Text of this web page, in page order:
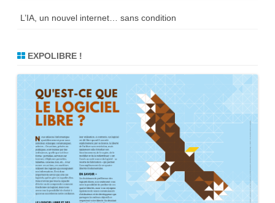
L’IA, un nouvel internet… sans condition
EXPOLIBRE !